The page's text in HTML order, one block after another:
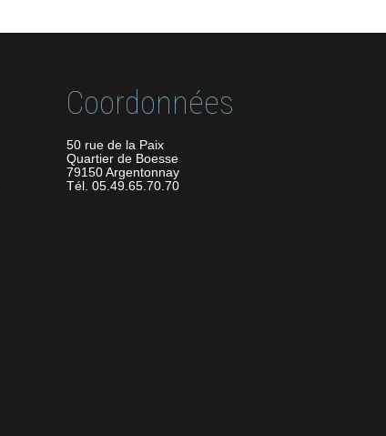
Coordonnées
50 rue de la Paix
Quartier de Boesse
79150 Argentonnay
Tél. 05.49.65.70.70